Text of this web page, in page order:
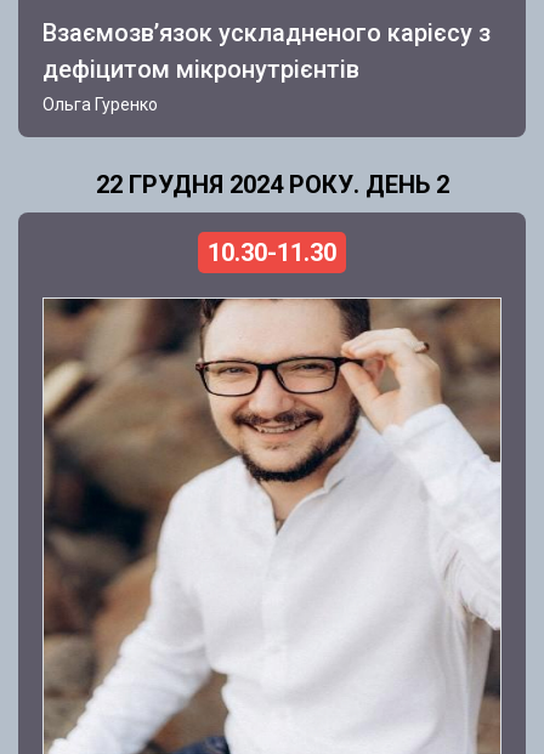
Взаємозвʼязок ускладненого карієсу з
дефіцитом мікронутрієнтів
Ольга Гуренко
22 ГРУДНЯ 2024 РОКУ. ДЕНЬ 2
10.30-11.30